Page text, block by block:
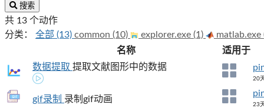
搜索
共 13 个动作
分类：
全部 (13) common (10) explorer.exe (1) matlab.exe
名称
适用于
数据提取 提取文献图形中的数据
20
gif录制 录制gif动画
23